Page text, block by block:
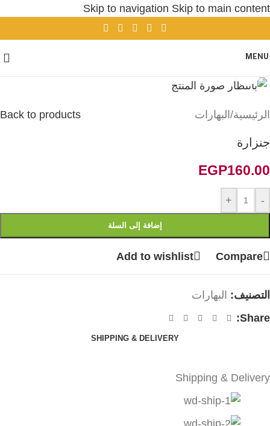
Skip to navigation Skip to main content
MENU
الرئيسية/ البهارات Back to products
جنزارة
EGP160.00
-
+
إضافة إلى السلة
Compare
Add to wishlist
التصنيف: البهارات
Share:
SHIPPING & DELIVERY
Shipping & Delivery